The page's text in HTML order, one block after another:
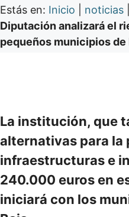
Estás en: Inicio noticias
Diputación analizará el
pequeños municipios
La institución, que
alternativas para la
infraestructuras e
240.000 euros en
iniciará con los